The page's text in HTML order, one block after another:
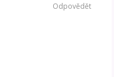
Odpovědět